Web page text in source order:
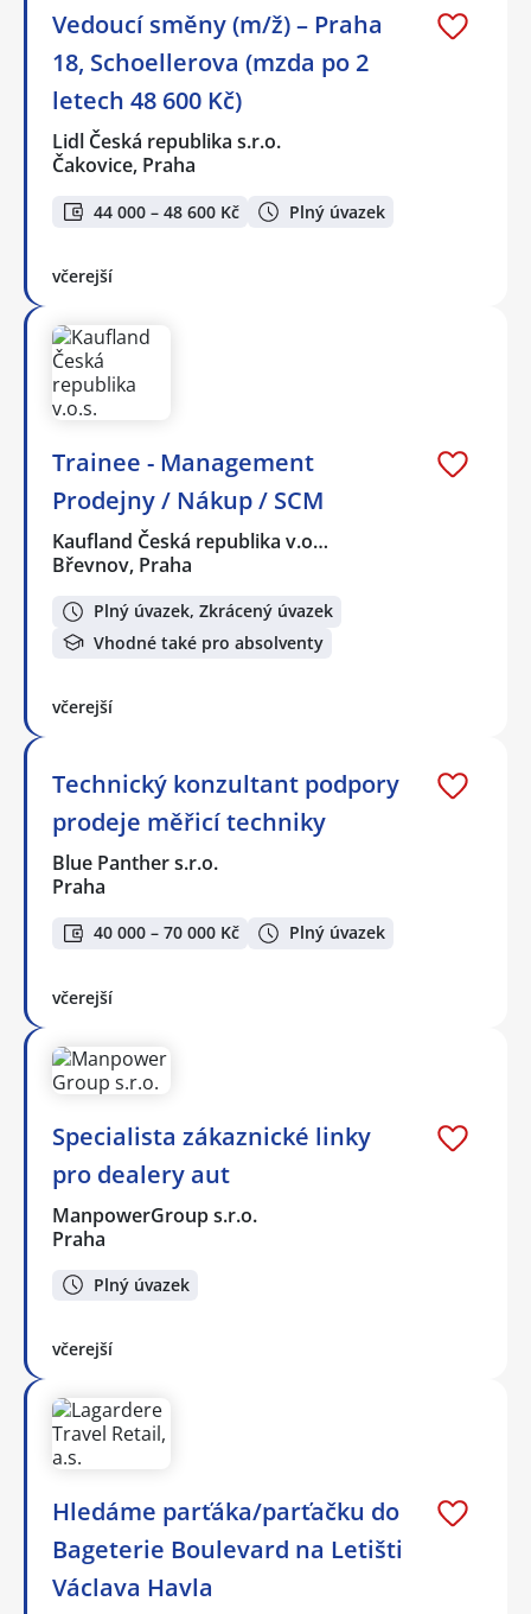
Vedoucí směny (m/ž) – Praha
18, Schoellerova (mzda po 2
letech 48 600 Kč)
Lidl Česká republika s.r.o.
Čakovice, Praha
44 000 – 48 600 Kč Plný úvazek
včerejší
Trainee - Management
Prodejny / Nákup / SCM
Kaufland Česká republika v.o…
Břevnov, Praha
Plný úvazek, Zkrácený úvazek
Vhodné také pro absolventy
včerejší
Technický konzultant podpory
prodeje měřicí techniky
Blue Panther s.r.o.
Praha
40 000 – 70 000 Kč Plný úvazek
včerejší
Specialista zákaznické linky
pro dealery aut
ManpowerGroup s.r.o.
Praha
Plný úvazek
včerejší
Hledáme parťáka/parťačku do
Bageterie Boulevard na Letišti
Václava Havla